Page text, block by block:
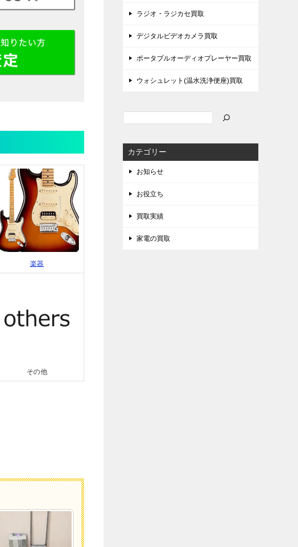
楽器
その他
ラジオ・ラジカセ買取
デジタルビデオカメラ買取
ポータブルオーディオプレーヤー買取
ウォシュレット(温水洗浄便座)買取
カテゴリー
お知らせ
お役立ち
買取実績
家電の買取